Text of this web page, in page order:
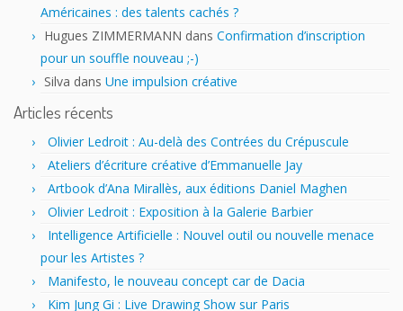
Américaines : des talents cachés ?
Hugues ZIMMERMANN dans Confirmation d’inscription
pour un souffle nouveau ;-)
Silva dans Une impulsion créative
Articles récents
Olivier Ledroit : Au-delà des Contrées du Crépuscule
Ateliers d’écriture créative d’Emmanuelle Jay
Artbook d’Ana Mirallès, aux éditions Daniel Maghen
Olivier Ledroit : Exposition à la Galerie Barbier
Intelligence Artificielle : Nouvel outil ou nouvelle menace
pour les Artistes ?
Manifesto, le nouveau concept car de Dacia
Kim Jung Gi : Live Drawing Show sur Paris